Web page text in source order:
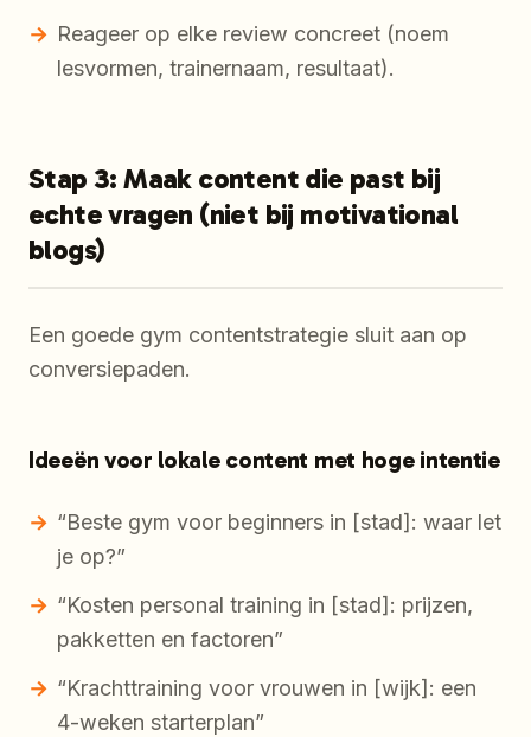
Reageer op elke review concreet (noem
lesvormen, trainernaam, resultaat).
Stap 3: Maak content die past bij
echte vragen (niet bij motivational
blogs)
Een goede gym contentstrategie sluit aan op
conversiepaden.
Ideeën voor lokale content met hoge intentie
“Beste gym voor beginners in [stad]: waar let
je op?”
“Kosten personal training in [stad]: prijzen,
pakketten en factoren”
“Krachttraining voor vrouwen in [wijk]: een
4-weken starterplan”